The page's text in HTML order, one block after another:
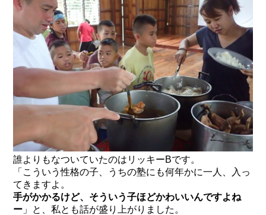
誰よりもなついていたのはリッキーBです。
「こういう性格の子、うちの塾にも何年かに一人、入っ
てきますよ。
手がかかるけど、そういう子ほどかわいいんですよね
ー 」と、私とも話が盛り上がりました。